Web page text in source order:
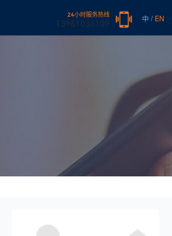
中 / EN
24小时服务热线
13961036109